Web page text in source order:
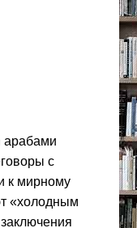
арабами
с
к мирному
«холодным